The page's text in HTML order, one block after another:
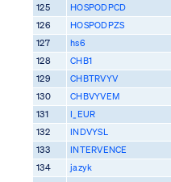
125
HOSPODPCD
126
HOSPODPZS
127
hs6
128
CHB1
129
CHBTRVYV
130
CHBVYVEM
131
I_EUR
132
INDVYSL
133
INTERVENCE
134
jazyk